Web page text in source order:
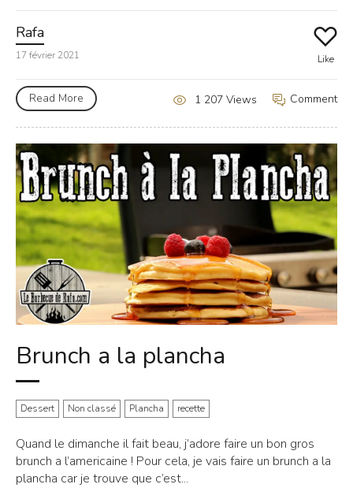
Rafa
17 février 2021 Like
Read More Comment
1 207 Views
Brunch a la plancha
Dessert Non classé Plancha recette
Quand le dimanche il fait beau, j’adore faire un bon gros
brunch a l’americaine ! Pour cela, je vais faire un brunch a la
plancha car je trouve que c’est...